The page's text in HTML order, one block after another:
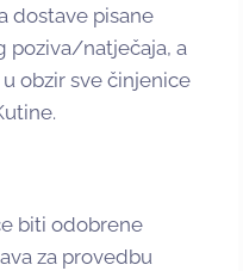
dostave pisane
poziva/natječaja, a
obzir sve činjenice
biti odobrene
za provedbu